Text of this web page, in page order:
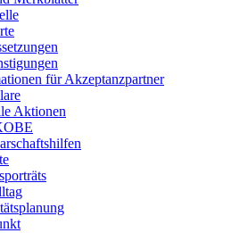
für Akzeptanzpartner
Aktionen